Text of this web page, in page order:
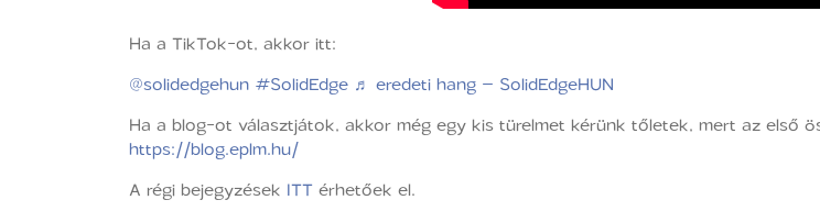
Ha a TikTok-ot, akkor itt:
@solidedgehun #SolidEdge ♬ eredeti hang – SolidEdgeHUN
Ha a blog-ot választjátok, akkor még egy kis türelmet kérünk tőletek, mert az első
https://blog.eplm.hu/
A régi bejegyzések ITTérhetőek el.